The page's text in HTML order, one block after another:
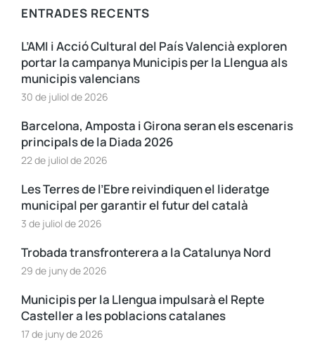
ENTRADES RECENTS
L’AMI i Acció Cultural del País Valencià exploren
portar la campanya Municipis per la Llengua als
municipis valencians
30 de juliol de 2026
Barcelona, Amposta i Girona seran els escenaris
principals de la Diada 2026
22 de juliol de 2026
Les Terres de l’Ebre reivindiquen el lideratge
municipal per garantir el futur del català
3 de juliol de 2026
Trobada transfronterera a la Catalunya Nord
29 de juny de 2026
Municipis per la Llengua impulsarà el Repte
Casteller a les poblacions catalanes
17 de juny de 2026